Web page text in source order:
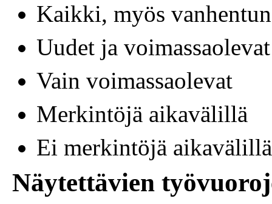
Kaikki, myös
Uudet ja voimassaolevat
Vain voimassaolevat
Merkintöjä aikavälillä
Ei merkintöjä aikavälillä
Näytettävien